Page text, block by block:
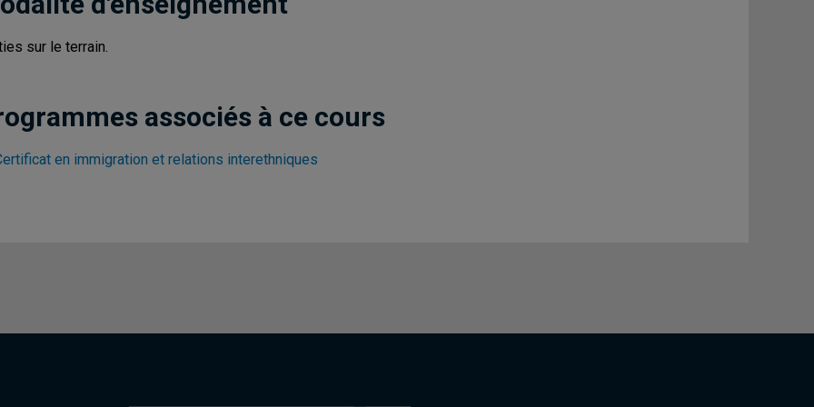
sur le terrain.
associés à ce cours
en immigration et relations interethniques